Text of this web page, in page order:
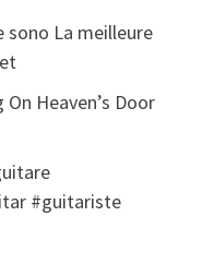
sono La meilleure
Heaven’s Door
#guitariste